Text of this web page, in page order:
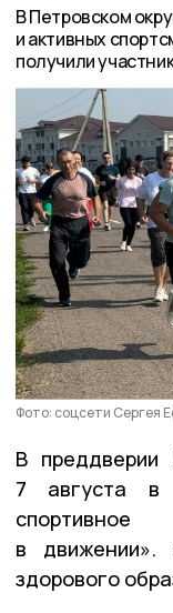
В Петровском
и активных
получили
Фото: соцсети Сергея
В преддверии
7 августа в
в движении».
здорового